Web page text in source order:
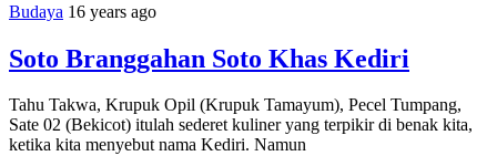
Budaya 16 years ago
Soto Branggahan Soto Khas Kediri
Tahu Takwa, Krupuk Opil (Krupuk Tamayum), Pecel Tumpang,
Sate 02 (Bekicot) itulah sederet kuliner yang terpikir di benak kita,
ketika kita menyebut nama Kediri. Namun